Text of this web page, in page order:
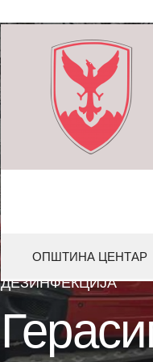
ОПШТИНА ЦЕНТАР
HOME
ДЕЗИНФЕКЦИJA